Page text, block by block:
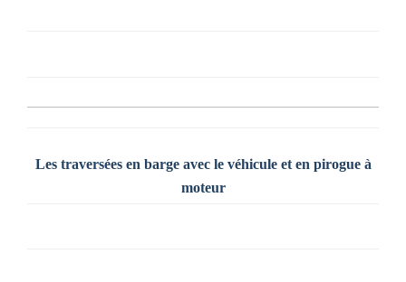
Les traversées en barge avec le véhicule et en pirogue à
moteur